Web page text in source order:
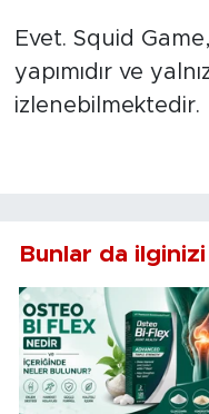
Evet. Squid
yapımıdır ve
izlenebilmektedir.
Bunlar da